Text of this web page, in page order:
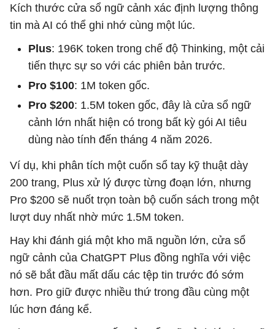
Kích thước cửa sổ ngữ cảnh xác định lượng thông
tin mà AI có thể ghi nhớ cùng một lúc.
Plus: 196K token trong chế độ Thinking, một cải
tiến thực sự so với các phiên bản trước.
Pro $100: 1M token gốc.
Pro $200: 1.5M token gốc, đây là cửa sổ ngữ
cảnh lớn nhất hiện có trong bất kỳ gói AI tiêu
dùng nào tính đến tháng 4 năm 2026.
Ví dụ, khi phân tích một cuốn sổ tay kỹ thuật dày
200 trang, Plus xử lý được từng đoạn lớn, nhưng
Pro $200 sẽ nuốt trọn toàn bộ cuốn sách trong một
lượt duy nhất nhờ mức 1.5M token.
Hay khi đánh giá một kho mã nguồn lớn, cửa sổ
ngữ cảnh của ChatGPT Plus đồng nghĩa với việc
nó sẽ bắt đầu mất dấu các tệp tin trước đó sớm
hơn. Pro giữ được nhiều thứ trong đầu cùng một
lúc hơn đáng kể.